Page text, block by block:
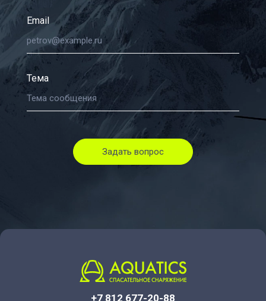
Email
Тема
Задать вопрос
+7 812 677-20-88